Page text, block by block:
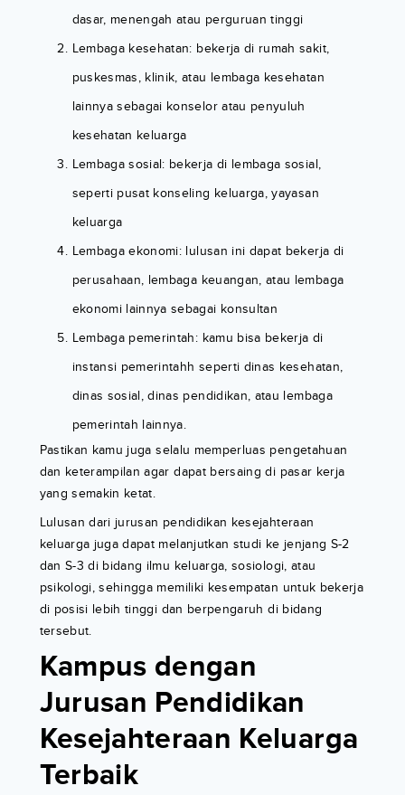
dasar, menengah atau perguruan tinggi
Lembaga kesehatan: bekerja di rumah sakit,
puskesmas, klinik, atau lembaga kesehatan
lainnya sebagai konselor atau penyuluh
kesehatan keluarga
Lembaga sosial: bekerja di lembaga sosial,
seperti pusat konseling keluarga, yayasan
keluarga
Lembaga ekonomi: lulusan ini dapat bekerja di
perusahaan, lembaga keuangan, atau lembaga
ekonomi lainnya sebagai konsultan
Lembaga pemerintah: kamu bisa bekerja di
instansi pemerintahh seperti dinas kesehatan,
dinas sosial, dinas pendidikan, atau lembaga
pemerintah lainnya.
Pastikan kamu juga selalu memperluas pengetahuan
dan keterampilan agar dapat bersaing di pasar kerja
yang semakin ketat.
Lulusan dari jurusan pendidikan kesejahteraan
keluarga juga dapat melanjutkan studi ke jenjang S-2
dan S-3 di bidang ilmu keluarga, sosiologi, atau
psikologi, sehingga memiliki kesempatan untuk bekerja
di posisi lebih tinggi dan berpengaruh di bidang
tersebut.
Kampus dengan
Jurusan Pendidikan
Kesejahteraan Keluarga
Terbaik